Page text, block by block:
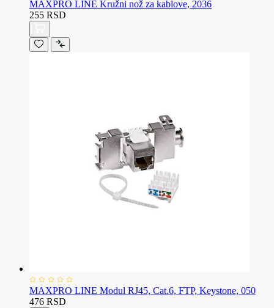
MAXPRO LINE Kružni nož za kablove, 2036
255 RSD
MAXPRO LINE Modul RJ45, Cat.6, FTP, Keystone, 050
476 RSD